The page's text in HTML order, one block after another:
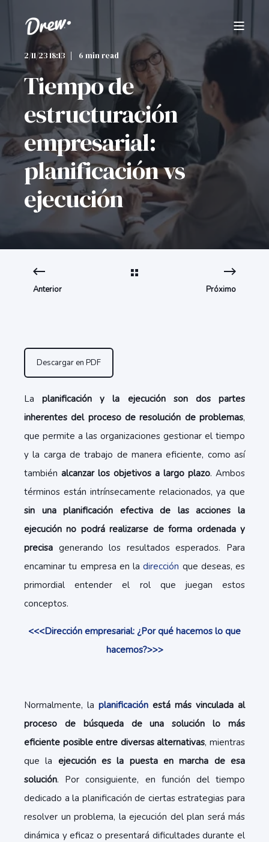
2/11/23 18:13 6 min read
Tiempo de
estructuración
empresarial:
planificación vs
ejecución
Anterior Próximo
Descargar en PDF
Laplanificación y la ejecución son dos partes
inherentes del proceso de resolución de problemas,
que permite a las organizaciones gestionar el tiempo
y la carga de trabajo de manera eficiente, como así
también alcanzar los objetivos a largo plazo. Ambos
términos están intrínsecamente relacionados, ya que
sin una planificación efectiva de las acciones la
ejecución no podrá realizarse de forma ordenada y
precisa generando los resultados esperados. Para
encaminar tu empresa en ladirección que deseas, es
primordial entender el rol que juegan estos
conceptos.
<<<Dirección empresarial: ¿Por qué hacemos lo que
hacemos?>>>
Normalmente, la planificación está más vinculada al
proceso de búsqueda de una solución lo más
eficiente posible entre diversas alternativas, mientras
que la ejecución es la puesta en marcha de esa
solución. Por consiguiente, en función del tiempo
dedicado a la planificación de ciertas estrategias para
resolver un problema, la ejecución del plan será más
dinámica y eficaz o presentará dificultades durante el